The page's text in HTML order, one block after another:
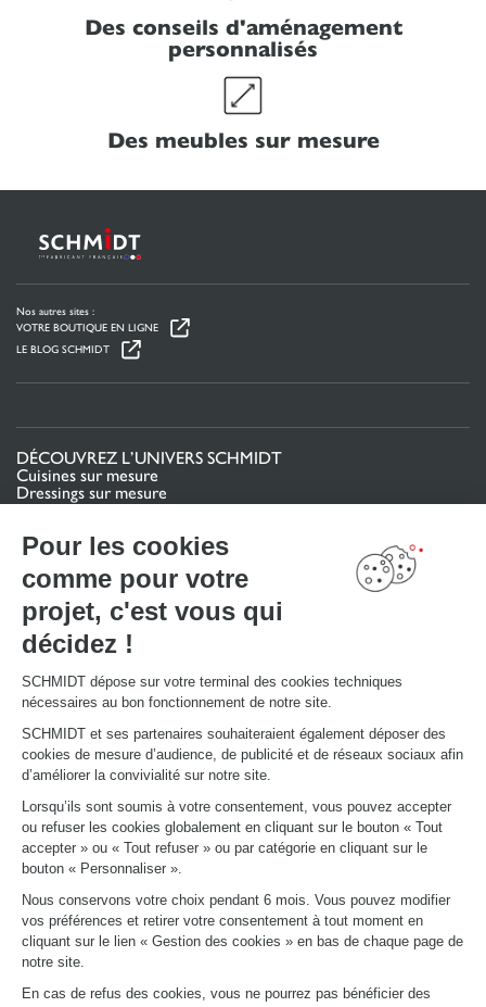
Pour les cookies
comme pour votre
projet, c'est vous qui
décidez !
SCHMIDT dépose sur votre terminal des cookies techniques
nécessaires au bon fonctionnement de notre site.
SCHMIDT et ses partenaires souhaiteraient également déposer des
cookies de mesure d’audience, de publicité et de réseaux sociaux afin
d’améliorer la convivialité sur notre site.
Lorsqu’ils sont soumis à votre consentement, vous pouvez accepter
ou refuser les cookies globalement en cliquant sur le bouton « Tout
accepter » ou « Tout refuser » ou par catégorie en cliquant sur le
bouton « Personnaliser ».
Nous conservons votre choix pendant 6 mois. Vous pouvez modifier
vos préférences et retirer votre consentement à tout moment en
cliquant sur le lien « Gestion des cookies » en bas de chaque page de
notre site.
En cas de refus des cookies, vous ne pourrez pas bénéficier des
Des conseils d'aménagement
personnalisés
Des meubles sur mesure
Nos autres sites :
VOTRE BOUTIQUE EN LIGNE
LE BLOG SCHMIDT
DÉCOUVREZ L’UNIVERS SCHMIDT
Cuisines sur mesure
Dressings sur mesure
Meubles et rangements sur mesure
Schmidt pour les pros
VOTRE PROJET
Mon espace projet
Configurer en 3D
Nous contacter
Trouver mon magasin
Le club by Schmidt
PRENDRE RENDEZ-VOUS
LIENS UTILES
Promotions
Fiches produits
Guides de pose et d’entretien
Consulter notre catalogue
À PROPOS
Actualités du groupe
Ouvrir un magasin